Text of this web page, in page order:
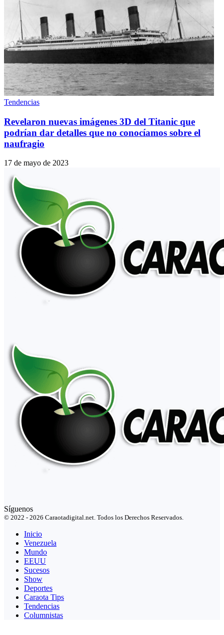
Tendencias
Revelaron nuevas imágenes 3D del Titanic que
podrían dar detalles que no conocíamos sobre el
naufragio
17 de mayo de 2023
Síguenos
© 2022 - 2026 Caraotadigital.net. Todos los Derechos Reservados.
Inicio
Venezuela
Mundo
EEUU
Sucesos
Show
Deportes
Caraota Tips
Tendencias
Columnistas